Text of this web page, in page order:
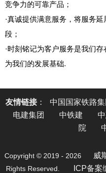
竞争力的可靠产品；
·真诚提供满意服务，将服务
段；
·时刻铭记为客户服务是我们
为我们的发展基础.
友情链接： 中国国家铁路集
电建集团
中铁建
院
Copyright © 2019 - 2026 威
Rights Reserved.
ICP备案